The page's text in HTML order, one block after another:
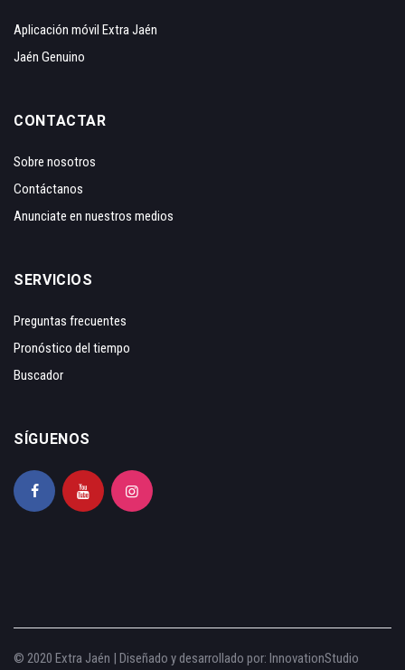
Aplicación móvil Extra Jaén
Jaén Genuino
CONTACTAR
Sobre nosotros
Contáctanos
Anunciate en nuestros medios
SERVICIOS
Preguntas frecuentes
Pronóstico del tiempo
Buscador
SÍGUENOS
© 2020 Extra Jaén | Diseñado y desarrollado por: InnovationStudio